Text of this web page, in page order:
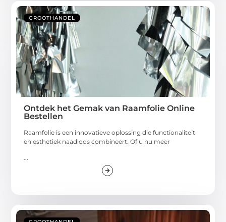
GROOTHANDEL
Ontdek het Gemak van Raamfolie Online
Bestellen
Raamfolie is een innovatieve oplossing die functionaliteit
en esthetiek naadloos combineert. Of u nu meer
...